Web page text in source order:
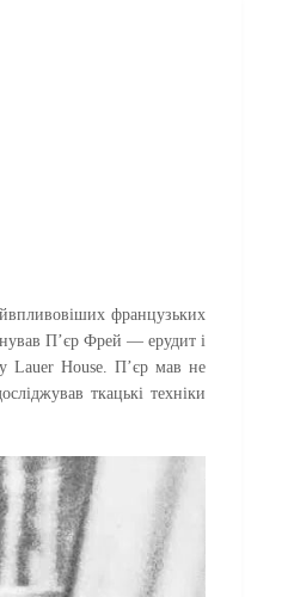
французьких
П’єр Фрей — ерудит і
Lauer House. П’єр мав не
ткацькі техніки